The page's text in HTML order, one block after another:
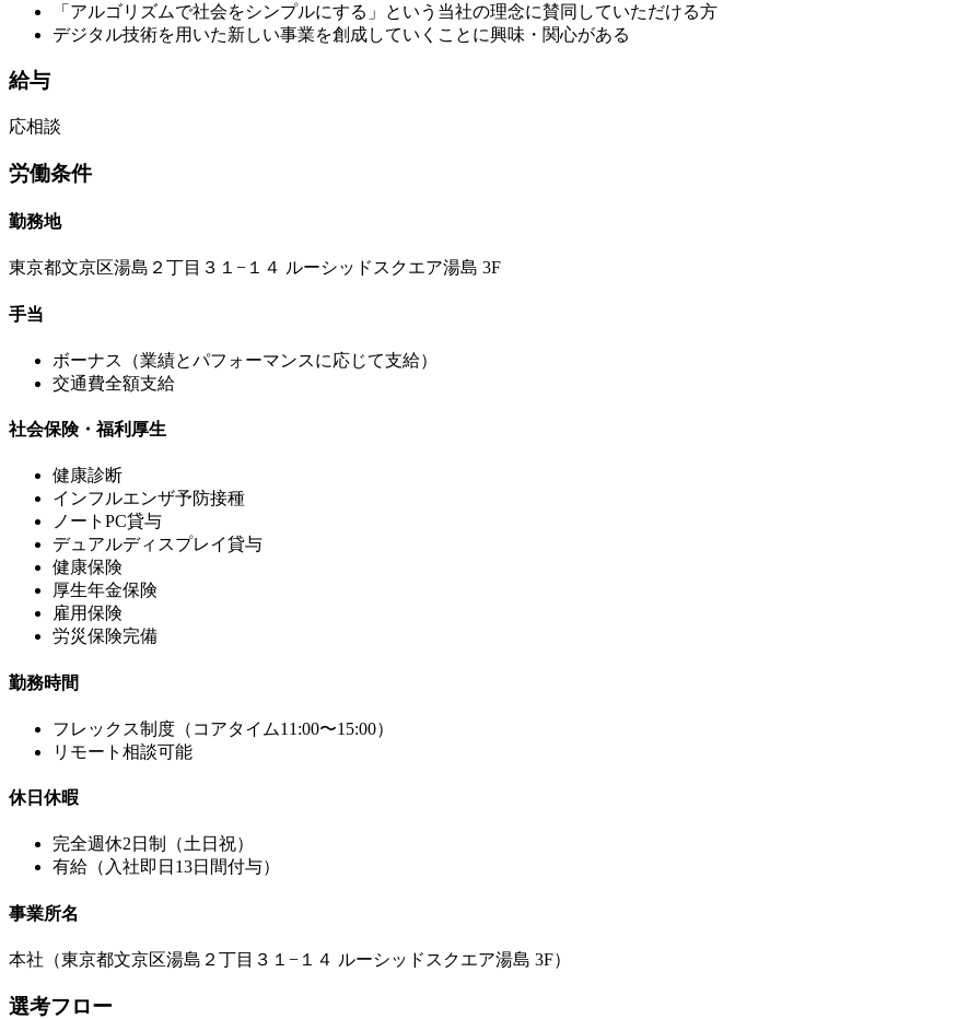
「アルゴリズムで社会をシンプルにする」という当社の理念に賛同していただける方
デジタル技術を用いた新しい事業を創成していくことに興味・関心がある
給与
応相談
労働条件
勤務地
東京都文京区湯島２丁目３１−１４ ルーシッドスクエア湯島 3F
手当
ボーナス（業績とパフォーマンスに応じて支給）
交通費全額支給
社会保険・福利厚生
健康診断
インフルエンザ予防接種
ノートPC貸与
デュアルディスプレイ貸与
健康保険
厚⽣年⾦保険
雇⽤保険
労災保険完備
勤務時間
フレックス制度（コアタイム11:00〜15:00）
リモート相談可能
休日休暇
完全週休2日制（土日祝）
有給（入社即日13日間付与）
事業所名
本社（東京都文京区湯島２丁目３１−１４ ルーシッドスクエア湯島 3F）
選考フロー